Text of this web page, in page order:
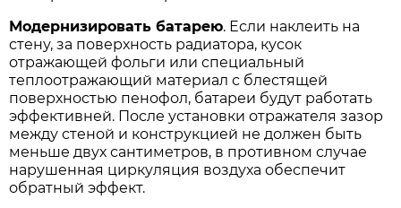
Модернизировать батарею. Если наклеить на
стену, за поверхность радиатора, кусок
отражающей фольги или специальный
теплоотражающий материал с блестящей
поверхностью пенофол, батареи будут работать
эффективней. После установки отражателя зазор
между стеной и конструкцией не должен быть
меньше двух сантиметров, в противном случае
нарушенная циркуляция воздуха обеспечит
обратный эффект.